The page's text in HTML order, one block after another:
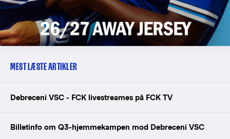
MEST LÆSTE ARTIKLER
Debreceni VSC - FCK livestreames på FCK TV
Billetinfo om Q3-hjemmekampen mod Debreceni VSC